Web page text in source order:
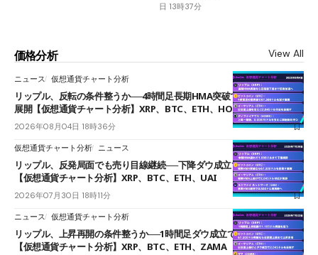
日 13時37分
価格分析 View All
ニュース 仮想通貨チャート分析
リップル、反転の条件整うか──4時間足長期HMA突破で雲下端を目指す
展開【仮想通貨チャート分析】XRP、BTC、ETH、HOME
2026年08月04日 18時36分
仮想通貨チャート分析 ニュース
リップル、反発局面でも売り目線継続──下降ダウ成立で下値追う展開
【仮想通貨チャート分析】XRP、BTC、ETH、UAI
2026年07月30日 18時11分
ニュース 仮想通貨チャート分析
リップル、上昇再開の条件整うか──1時間足ダウ成立で1.185ドルを狙う
【仮想通貨チャート分析】XRP、BTC、ETH、ZAMA